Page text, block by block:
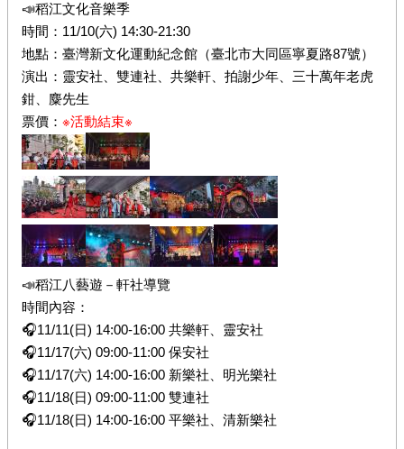
📣稻江文化音樂季
時間：11/10(六) 14:30-21:30
地點：臺灣新文化運動紀念館（臺北市大同區寧夏路87號）
演出：靈安社、雙連社、共樂軒、拍謝少年、三十萬年老虎
鉗、麋先生
票價： ※活動結束※
📣稻江八藝遊－軒社導覽
時間內容：
🎧11/11(日) 14:00-16:00 共樂軒、靈安社
🎧11/17(六) 09:00-11:00 保安社
🎧11/17(六) 14:00-16:00 新樂社、明光樂社
🎧11/18(日) 09:00-11:00 雙連社
🎧11/18(日) 14:00-16:00 平樂社、清新樂社